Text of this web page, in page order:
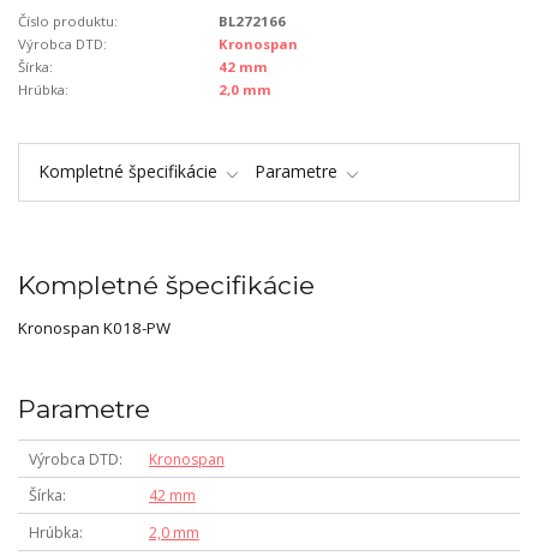
Číslo produktu:
BL272166
Výrobca DTD:
Kronospan
Šírka:
42 mm
Hrúbka:
2,0 mm
Kompletné špecifikácie Parametre
Kompletné špecifikácie
Kronospan K018-PW
Parametre
Výrobca DTD
Kronospan
Šírka
42 mm
Hrúbka
2,0 mm